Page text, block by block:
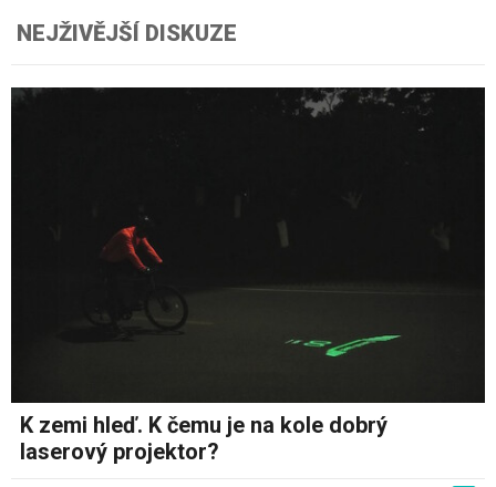
NEJŽIVĚJŠÍ DISKUZE
K zemi hleď. K čemu je na kole dobrý
laserový projektor?